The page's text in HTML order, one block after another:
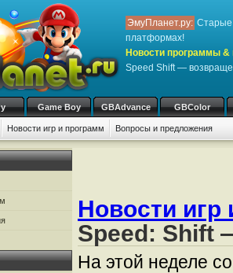
ЭмуПланет.ру: Старые
платформах!
Новости программы &
Speed Shift —
Game Boy GBAdvance GBColor
Новости игр и программ Вопросы и предложения
Новости игр
Speed: Shift
На этой неделе